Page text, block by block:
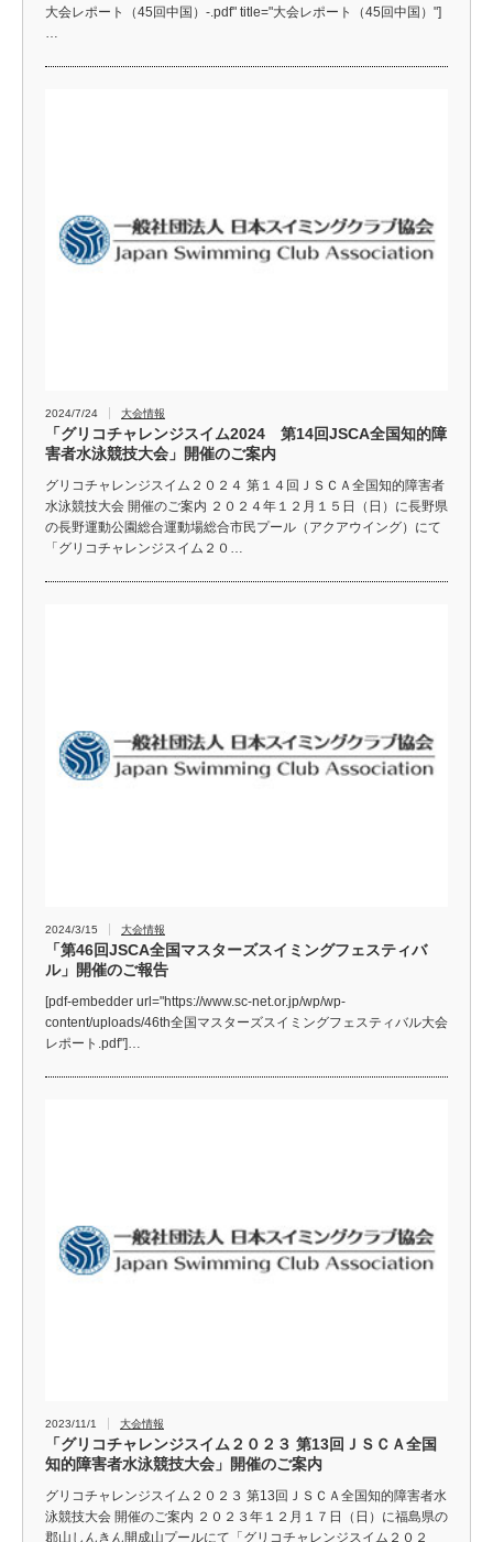
大会レポート（45回中国）-.pdf" title="大会レポート（45回中国）"]
2024/7/24 大会情報
「グリコチャレンジスイム2024 第14回JSCA全国知的障
害者水泳競技大会」開催のご案内
グリコチャレンジスイム２０２４ 第１４回ＪＳＣＡ全国知的障害者
水泳競技大会 開催のご案内 ２０２４年１２月１５日（日）に長野県
の長野運動公園総合運動場総合市民プール（アクアウイング）にて
「グリコチャレンジスイム２０…
2024/3/15 大会情報
「第46回JSCA全国マスターズスイミングフェスティバ
ル」開催のご報告
[pdf-embedder url="https://www.sc-net.or.jp/wp/wp-
content/uploads/46th全国マスターズスイミングフェスティバル大会
レポート.pdf"]…
2023/11/1 大会情報
「グリコチャレンジスイム２０２３ 第13回ＪＳＣＡ全国
知的障害者水泳競技大会」開催のご案内
グリコチャレンジスイム２０２３ 第13回ＪＳＣＡ全国知的障害者水
泳競技大会 開催のご案内 ２０２３年１２月１７日（日）に福島県の
郡山しんきん開成山プールにて「グリコチャレンジスイム２０２